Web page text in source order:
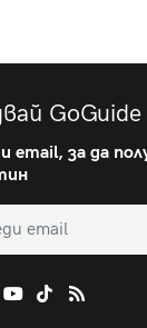
GoGuide
email, за да